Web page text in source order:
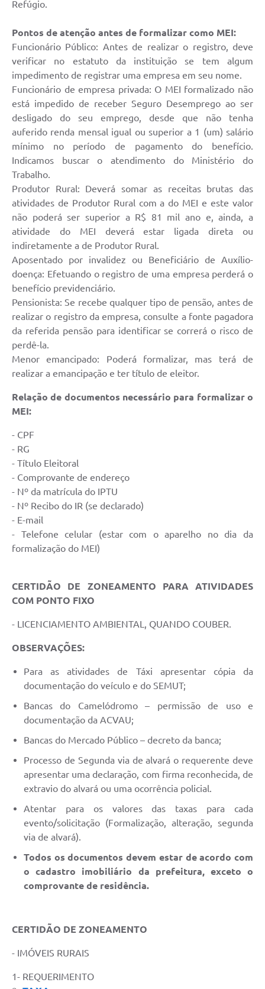
Refúgio.
Pontos de atenção antes de formalizar como MEI:
Funcionário Público: Antes de realizar o registro, deve
verificar no estatuto da instituição se tem algum
impedimento de registrar uma empresa em seu nome.
Funcionário de empresa privada: O MEI formalizado não
está impedido de receber Seguro Desemprego ao ser
desligado do seu emprego, desde que não tenha
auferido renda mensal igual ou superior a 1 (um) salário
mínimo no período de pagamento do benefício.
Indicamos buscar o atendimento do Ministério do
Trabalho.
Produtor Rural: Deverá somar as receitas brutas das
atividades de Produtor Rural com a do MEI e este valor
não poderá ser superior a R$ 81 mil ano e, ainda, a
atividade do MEI deverá estar ligada direta ou
indiretamente a de Produtor Rural.
Aposentado por invalidez ou Beneficiário de Auxílio-
doença: Efetuando o registro de uma empresa perderá o
benefício previdenciário.
Pensionista: Se recebe qualquer tipo de pensão, antes de
realizar o registro da empresa, consulte a fonte pagadora
da referida pensão para identificar se correrá o risco de
perdê-la.
Menor emancipado: Poderá formalizar, mas terá de
realizar a emancipação e ter título de eleitor.
Relação de documentos necessário para formalizar o
MEI:
- CPF
- RG
- Título Eleitoral
- Comprovante de endereço
- Nº da matrícula do IPTU
- Nº Recibo do IR (se declarado)
- E-mail
- Telefone celular (estar com o aparelho no dia da
formalização do MEI)
CERTIDÃO DE ZONEAMENTO PARA ATIVIDADES
COM PONTO FIXO
- LICENCIAMENTO AMBIENTAL, QUANDO COUBER.
OBSERVAÇÕES:
Para as atividades de Táxi apresentar cópia da
documentação do veículo e do SEMUT;
Bancas do Camelódromo – permissão de uso e
documentação da ACVAU;
Bancas do Mercado Público – decreto da banca;
Processo de Segunda via de alvará o requerente deve
apresentar uma declaração, com firma reconhecida, de
extravio do alvará ou uma ocorrência policial.
Atentar para os valores das taxas para cada
evento/solicitação (Formalização, alteração, segunda
via de alvará).
Todos os documentos devem estar de acordo com
o cadastro imobiliário da prefeitura, exceto o
comprovante de residência.
CERTIDÃO DE ZONEAMENTO
- IMÓVEIS RURAIS
1- REQUERIMENTO